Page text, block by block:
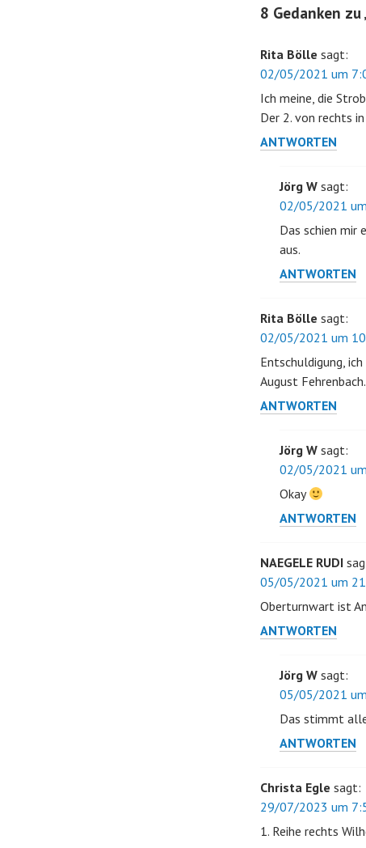
8 Gedanken zu
Rita Bölle sagt:
02/05/2021 um
Ich meine, die
Der 2. von rechts
ANTWORTEN
Jörg W sagt:
02/05/2021
Das schien mir
aus.
ANTWORTEN
Rita Bölle sagt:
02/05/2021 um
Entschuldigung,
August Fehrenbach.
ANTWORTEN
Jörg W sagt:
02/05/2021
Okay
ANTWORTEN
NAEGELE RUDI
05/05/2021 um
Oberturnwart ist
ANTWORTEN
Jörg W sagt:
05/05/2021
Das stimmt
ANTWORTEN
Christa Egle sagt:
29/07/2023 um
1. Reihe rechts